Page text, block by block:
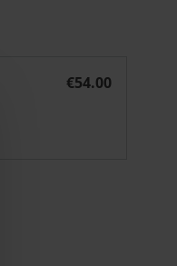
€54.00